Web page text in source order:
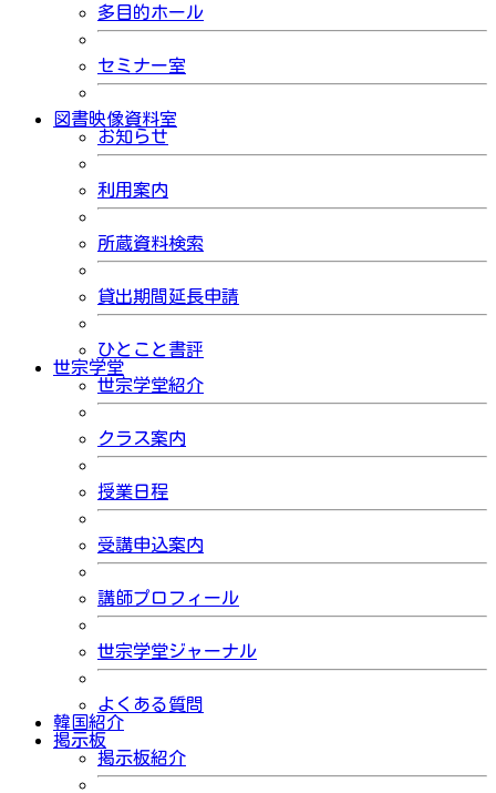
多目的ホール
セミナー室
図書映像資料室
お知らせ
利用案内
所蔵資料検索
貸出期間延長申請
ひとこと書評
世宗学堂
世宗学堂紹介
クラス案内
授業日程
受講申込案内
講師プロフィール
世宗学堂ジャーナル
よくある質問
韓国紹介
掲示板
掲示板紹介